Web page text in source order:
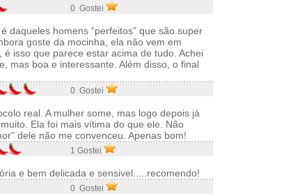
0 Gostei
daqueles homens “perfeitos” que são super
goste da mocinha, ela não vem em
isso que parece estar acima de tudo. Achei
mas boa e interessante. Além disso, o final
0 Gostei
real. A mulher some, mas logo depois já
Ela foi mais vítima do que ele. Não
dele não me convenceu. Apenas bom!
1 Gostei
e bem delicada e sensivel.....recomendo!
0 Gostei